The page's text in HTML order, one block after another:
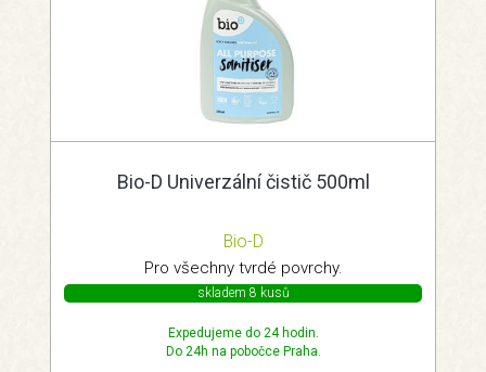
Bio-D Univerzální čistič 500ml
Bio-D
Pro všechny tvrdé povrchy.
skladem 8 kusů
Expedujeme do 24 hodin.
Do 24h na pobočce Praha.